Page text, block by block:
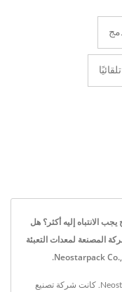
الانتباه إليه أكثر؟ هل
المصنعة لمعدات التعبئة
مقرها في تايوان منذ عام 1998 ، Neostarpack Co., Ltd. كانت شركة تصنيع